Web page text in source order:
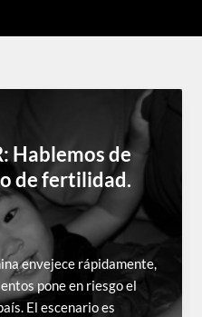
Hablemos de
de fertilidad.
envejece rápidamente,
pone en riesgo el
El escenario es